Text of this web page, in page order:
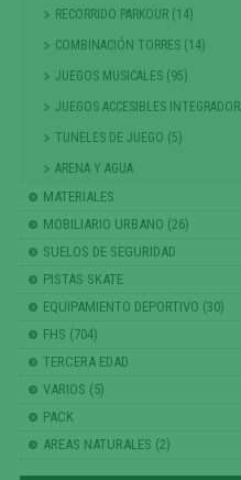
RECORRIDO PARKOUR (14)
COMBINACIÓN TORRES (14)
JUEGOS MUSICALES (95)
JUEGOS ACCESIBLES
TUNELES DE JUEGO (5)
ARENA Y AGUA
MATERIALES
MOBILIARIO URBANO (26)
SUELOS DE SEGURIDAD
PISTAS SKATE
EQUIPAMIENTO DEPORTIVO (30)
FHS (704)
TERCERA EDAD
VARIOS (5)
PACK
AREAS NATURALES (2)